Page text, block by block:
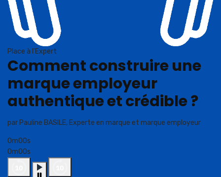
Place à l'Expert
Comment construire une
marque employeur
authentique et crédible ?
par Pauline BASILE, Experte en marque et marque employeur
0m00s
0m00s